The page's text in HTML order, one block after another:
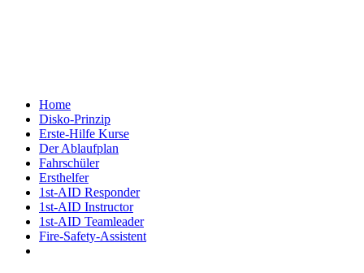
Home
Disko-Prinzip
Erste-Hilfe Kurse
Der Ablaufplan
Fahrschüler
Ersthelfer
1st-AID Responder
1st-AID Instructor
1st-AID Teamleader
Fire-Safety-Assistent